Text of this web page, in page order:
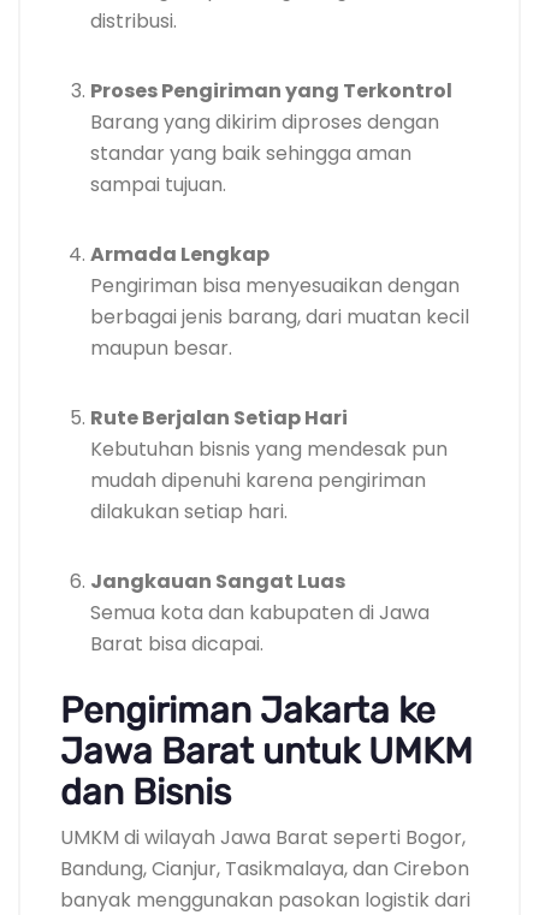
distribusi.
Proses Pengiriman yang Terkontrol
Barang yang dikirim diproses dengan
standar yang baik sehingga aman
sampai tujuan.
Armada Lengkap
Pengiriman bisa menyesuaikan dengan
berbagai jenis barang, dari muatan kecil
maupun besar.
Rute Berjalan Setiap Hari
Kebutuhan bisnis yang mendesak pun
mudah dipenuhi karena pengiriman
dilakukan setiap hari.
Jangkauan Sangat Luas
Semua kota dan kabupaten di Jawa
Barat bisa dicapai.
Pengiriman Jakarta ke
Jawa Barat untuk UMKM
dan Bisnis
UMKM di wilayah Jawa Barat seperti Bogor,
Bandung, Cianjur, Tasikmalaya, dan Cirebon
banyak menggunakan pasokan logistik dari